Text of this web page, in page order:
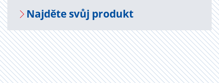
Na­jdě­te svůj pro­dukt